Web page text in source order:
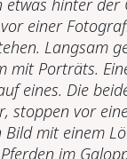
etwas hinter der
einer
Langsam
mit Porträts.
eines. Die
stoppen vor
Bild mit einem
im